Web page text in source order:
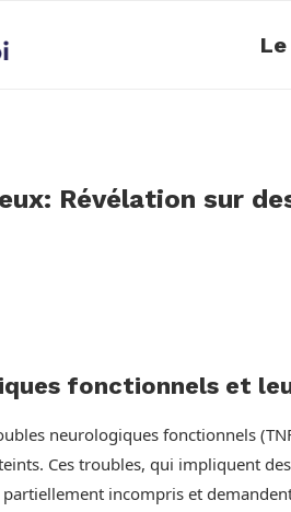
Révélation sur
fonctionnels et
neurologiques fonctionnels
Ces troubles, qui impliquent
incompris et